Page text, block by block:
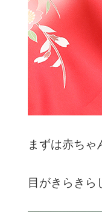
まずは赤ちゃ
目がきらきら